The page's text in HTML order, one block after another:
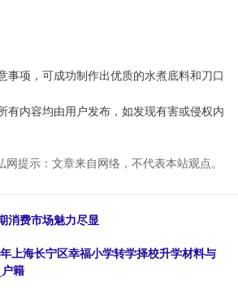
事项，可成功制作出优质的水煮底料和刀口
有内容均由用户发布，如发现有害或侵权内
网提示：文章来自网络，不代表本站观点。
消费市场魅力尽显
上海长宁区幸福小学转学择校升学材料与
籍